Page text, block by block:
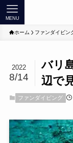
MENU
ホーム ファンダイビン
バリ
辺で
2022
8/14
ファンダイビング